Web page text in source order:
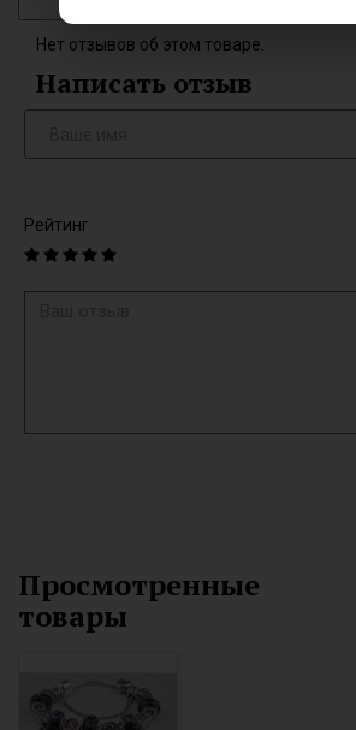
Нет отзывов об этом товаре.
Написать отзыв
Рейтинг
Просмотренные
товары